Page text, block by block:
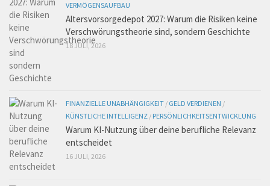
VERMÖGENSAUFBAU
Altersvorsorgedepot 2027: Warum die Risiken keine
Verschwörungstheorie sind, sondern Geschichte
18 JULI, 2026
FINANZIELLE UNABHÄNGIGKEIT / GELD VERDIENEN /
KÜNSTLICHE INTELLIGENZ / PERSÖNLICHKEITSENTWICKLUNG
Warum KI-Nutzung über deine berufliche Relevanz
entscheidet
16 JULI, 2026